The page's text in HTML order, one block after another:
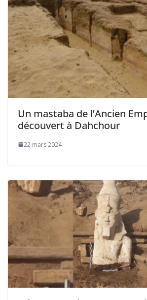
Un mastaba de l’Ancien
découvert à Dahchour
22 mars 2024